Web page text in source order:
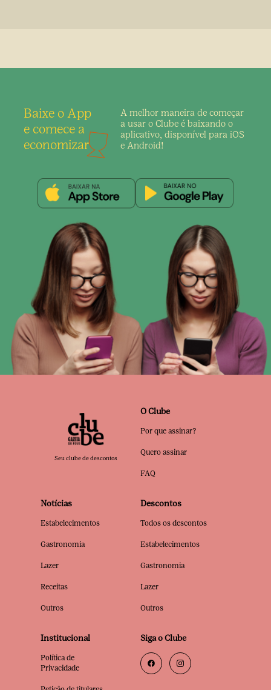
Baixe o App
e comece a
economizar
A melhor maneira de começar
a usar o Clube é baixando o
aplicativo, disponível para iOS
e Android!
Seu clube de descontos
O Clube
Por que assinar?
Quero assinar
FAQ
Notícias
Estabelecimentos
Gastronomia
Lazer
Receitas
Outros
Descontos
Todos os descontos
Estabelecimentos
Gastronomia
Lazer
Outros
Institucional
Política de
Privacidade
Siga o Clube